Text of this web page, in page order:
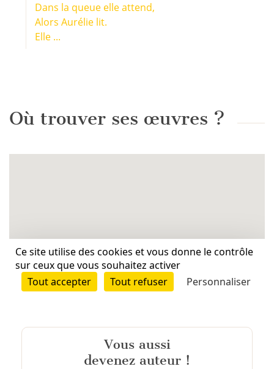
Dans la queue elle attend,
Alors Aurélie lit.
Elle ...
Où trouver ses œuvres ?
Vous aussi
devenez auteur !